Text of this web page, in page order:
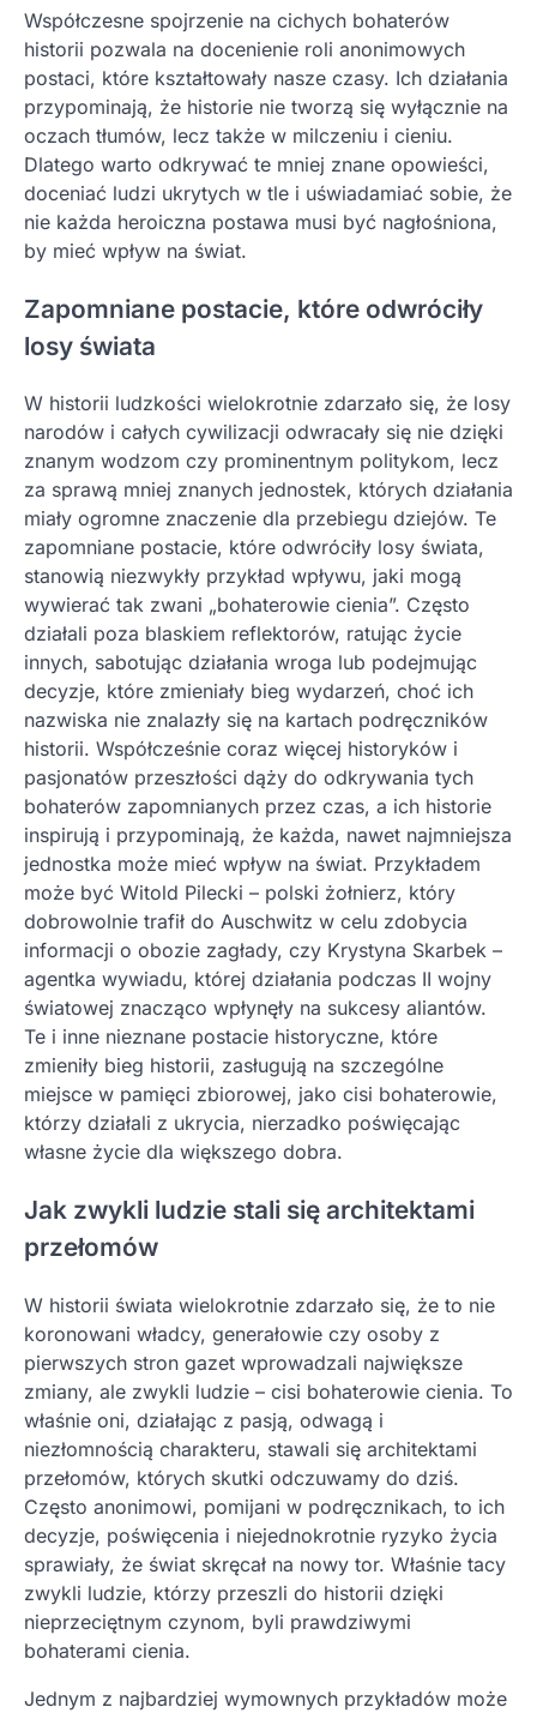
Współczesne spojrzenie na cichych bohaterów
historii pozwala na docenienie roli anonimowych
postaci, które kształtowały nasze czasy. Ich działania
przypominają, że historie nie tworzą się wyłącznie na
oczach tłumów, lecz także w milczeniu i cieniu.
Dlatego warto odkrywać te mniej znane opowieści,
doceniać ludzi ukrytych w tle i uświadamiać sobie, że
nie każda heroiczna postawa musi być nagłośniona,
by mieć wpływ na świat.
Zapomniane postacie, które odwróciły
losy świata
W historii ludzkości wielokrotnie zdarzało się, że losy
narodów i całych cywilizacji odwracały się nie dzięki
znanym wodzom czy prominentnym politykom, lecz
za sprawą mniej znanych jednostek, których działania
miały ogromne znaczenie dla przebiegu dziejów. Te
zapomniane postacie, które odwróciły losy świata,
stanowią niezwykły przykład wpływu, jaki mogą
wywierać tak zwani „bohaterowie cienia”. Często
działali poza blaskiem reflektorów, ratując życie
innych, sabotując działania wroga lub podejmując
decyzje, które zmieniały bieg wydarzeń, choć ich
nazwiska nie znalazły się na kartach podręczników
historii. Współcześnie coraz więcej historyków i
pasjonatów przeszłości dąży do odkrywania tych
bohaterów zapomnianych przez czas, a ich historie
inspirują i przypominają, że każda, nawet najmniejsza
jednostka może mieć wpływ na świat. Przykładem
może być Witold Pilecki – polski żołnierz, który
dobrowolnie trafił do Auschwitz w celu zdobycia
informacji o obozie zagłady, czy Krystyna Skarbek –
agentka wywiadu, której działania podczas II wojny
światowej znacząco wpłynęły na sukcesy aliantów.
Te i inne nieznane postacie historyczne, które
zmieniły bieg historii, zasługują na szczególne
miejsce w pamięci zbiorowej, jako cisi bohaterowie,
którzy działali z ukrycia, nierzadko poświęcając
własne życie dla większego dobra.
Jak zwykli ludzie stali się architektami
przełomów
W historii świata wielokrotnie zdarzało się, że to nie
koronowani władcy, generałowie czy osoby z
pierwszych stron gazet wprowadzali największe
zmiany, ale zwykli ludzie – cisi bohaterowie cienia. To
właśnie oni, działając z pasją, odwagą i
niezłomnością charakteru, stawali się architektami
przełomów, których skutki odczuwamy do dziś.
Często anonimowi, pomijani w podręcznikach, to ich
decyzje, poświęcenia i niejednokrotnie ryzyko życia
sprawiały, że świat skręcał na nowy tor. Właśnie tacy
zwykli ludzie, którzy przeszli do historii dzięki
nieprzeciętnym czynom, byli prawdziwymi
bohaterami cienia.
Jednym z najbardziej wymownych przykładów może